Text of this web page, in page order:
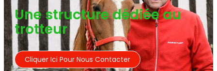
Une structure dédiée au
trotteur
Cliquer Ici Pour Nous Contacter